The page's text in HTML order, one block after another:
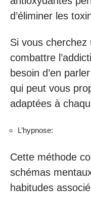
d’éliminer les
Si vous
combattre
besoin d’en
qui peut vous
adaptées à
L’hypnose:
Cette méthode
schémas
habitudes